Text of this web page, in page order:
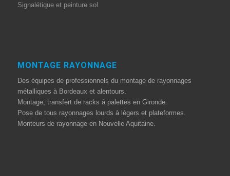
Signalétique et peinture sol
MONTAGE RAYONNAGE
Des équipes de professionnels du montage de rayonnages
métalliques à Bordeaux et alentours.
Montage, transfert de racks à palettes en Gironde.
Pose de tous rayonnages lourds à légers et plateformes.
Monteurs de rayonnage en Nouvelle Aquitaine.